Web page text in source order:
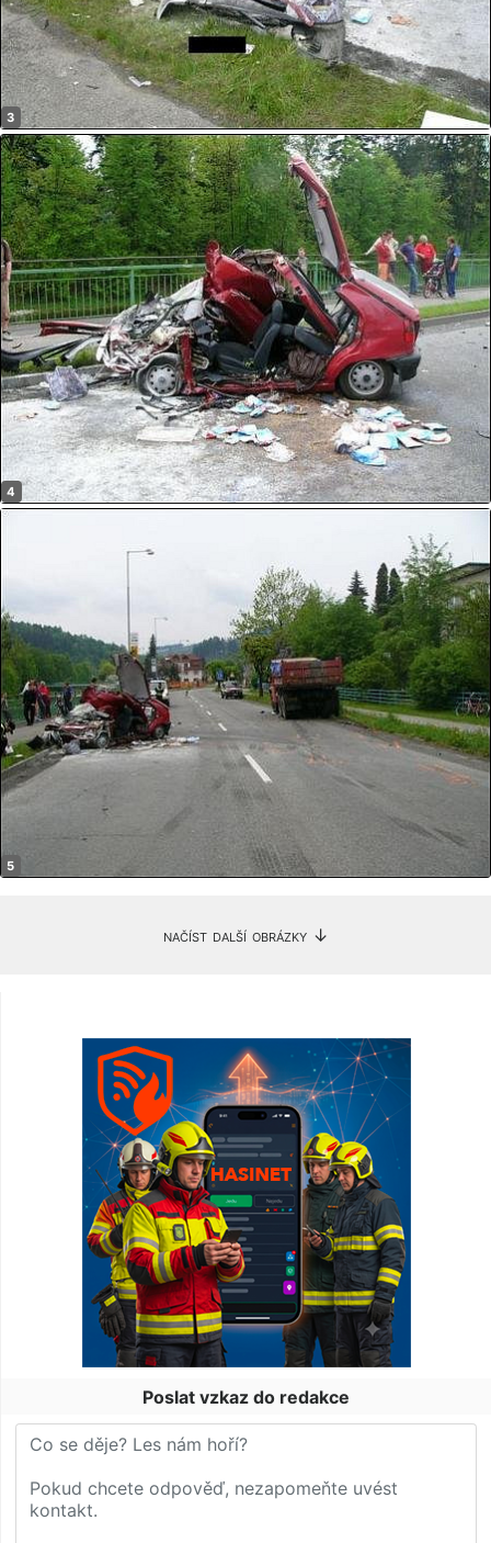
načíst další obrázky ↓
Poslat vzkaz do redakce